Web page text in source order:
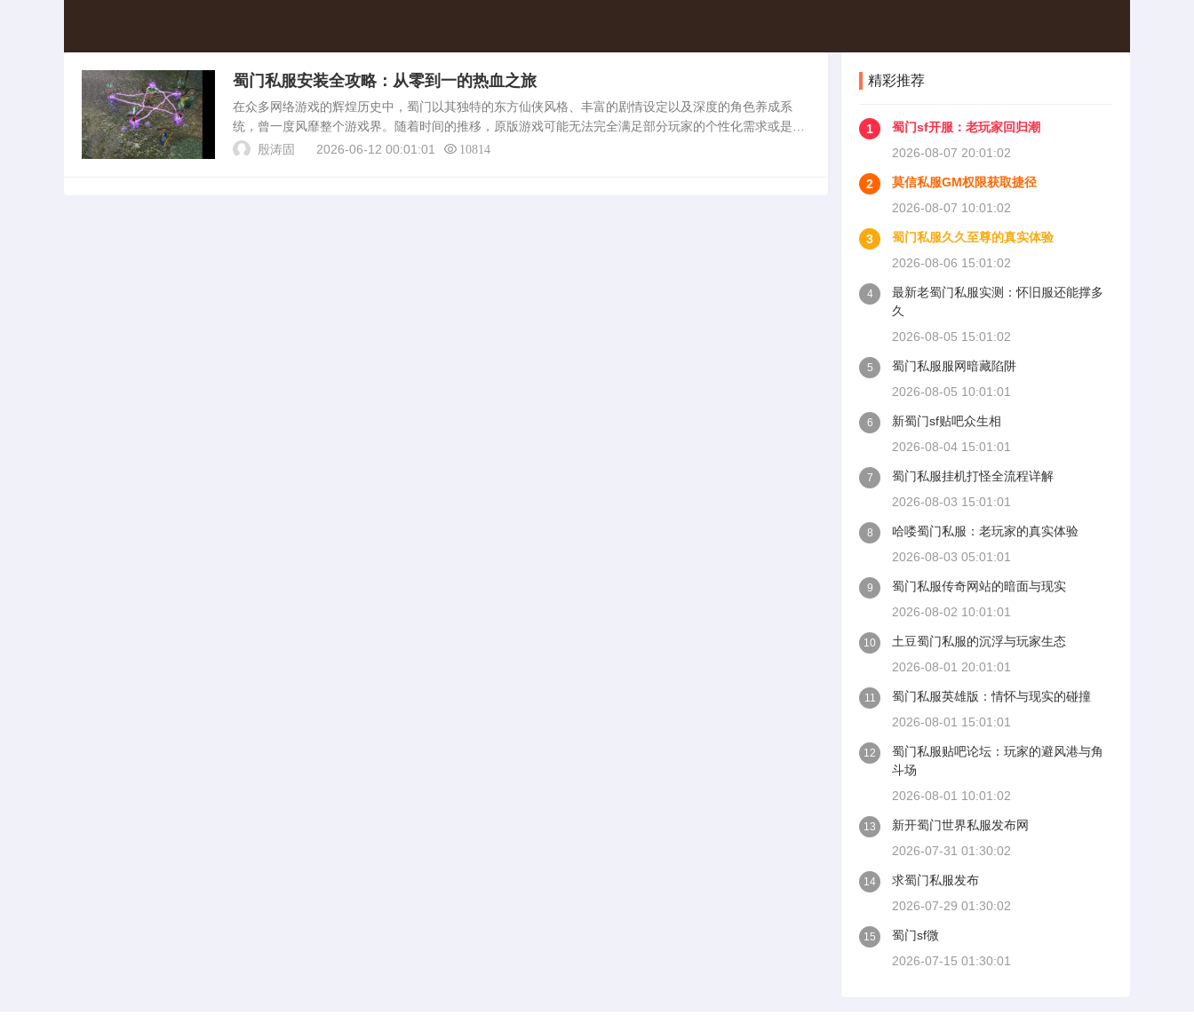
蜀门私服安装全攻略：从零到一的热血之旅
在众多网络游戏的辉煌历史中，蜀门以其独特的东方仙侠风格、丰富的剧情设定以及深度的角色养成系
统，曾一度风靡整个游戏界。随着时间的推移，原版游戏可能无法完全满足部分玩家的个性化需求或是对
特定版本怀旧之情。蜀门私服成为了众多玩家探索的领域。本文将详细介绍如何从零开始安装蜀门私服，
殷涛固 2026-06-12 00:01:01 10814
精彩推荐
1
蜀门sf开服：老玩家回归潮
2026-08-07 20:01:02
2
莫信私服GM权限获取捷径
2026-08-07 10:01:02
3
蜀门私服久久至尊的真实体验
2026-08-06 15:01:02
4
最新老蜀门私服实测：怀旧服还能撑多
久
2026-08-05 15:01:02
5
蜀门私服服网暗藏陷阱
2026-08-05 10:01:01
6
新蜀门sf贴吧众生相
2026-08-04 15:01:01
7
蜀门私服挂机打怪全流程详解
2026-08-03 15:01:01
8
哈喽蜀门私服：老玩家的真实体验
2026-08-03 05:01:01
9
蜀门私服传奇网站的暗面与现实
2026-08-02 10:01:01
10
土豆蜀门私服的沉浮与玩家生态
2026-08-01 20:01:01
11
蜀门私服英雄版：情怀与现实的碰撞
2026-08-01 15:01:01
12
蜀门私服贴吧论坛：玩家的避风港与角
斗场
2026-08-01 10:01:02
13
新开蜀门世界私服发布网
2026-07-31 01:30:02
14
求蜀门私服发布
2026-07-29 01:30:02
15
蜀门sf微
2026-07-15 01:30:01